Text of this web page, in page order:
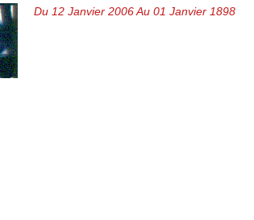
Du 12 Janvier 2006 Au 01 Janvier 1898